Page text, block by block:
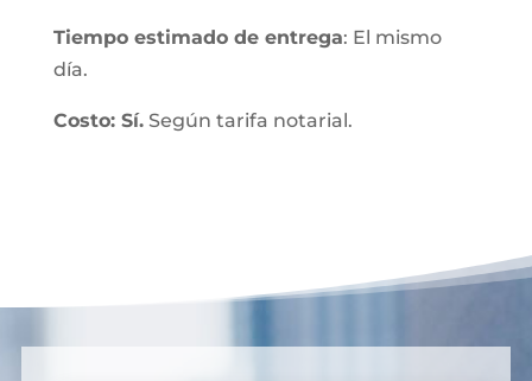
Tiempo estimado de entrega: El mismo
día.
Costo: Sí.Según tarifa notarial.